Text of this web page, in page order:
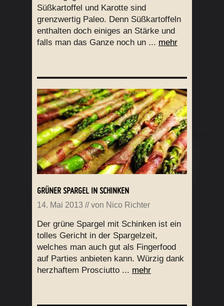
Süßkartoffel und Karotte sind
grenzwertig Paleo. Denn Süßkartoffeln
enthalten doch einiges an Stärke und
falls man das Ganze noch un ... mehr
GRÜNER SPARGEL IN SCHINKEN
14. Mai 2013 // von Nico Richter
Der grüne Spargel mit Schinken ist ein
tolles Gericht in der Spargelzeit,
welches man auch gut als Fingerfood
auf Parties anbieten kann. Würzig dank
herzhaftem Prosciutto ... mehr